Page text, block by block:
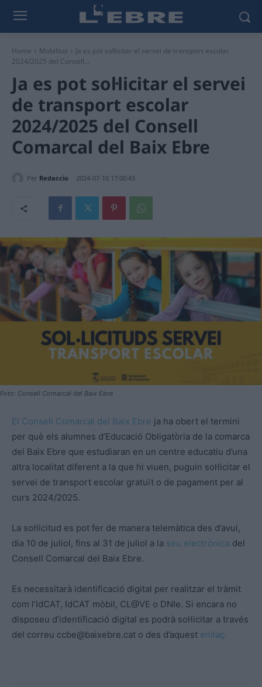
Home Mobilitat
Ja es pot sol·licitar el servei de transport escolar
2024/2025 del Consell...
Ja es pot sol·licitar el servei
de transport escolar
2024/2025 del Consell
Comarcal del Baix Ebre
Per Redaccio 2024-07-10 17:00:43
Foto: Consell Comarcal del Baix Ebre
El Consell Comarcal del Baix Ebre ja ha obert el termini
per què els alumnes d’Educació Obligatòria de la comarca
del Baix Ebre que estudiaran en un centre educatiu d’una
altra localitat diferent a la que hi viuen, puguin sol·licitar el
servei de transport escolar gratuït o de pagament per al
curs 2024/2025.
La sol·licitud es pot fer de manera telemàtica des d’avui,
dia 10 de juliol, fins al 31 de juliol a la seu electrònica del
Consell Comarcal del Baix Ebre.
Es necessitarà identificació digital per realitzar el tràmit
com l’IdCAT, IdCAT mòbil, CL@VE o DNIe. Si encara no
disposeu d’identificació digital es podrà sol·licitar a través
del correu ccbe@baixebre.cat o des d’aquest enllaç.